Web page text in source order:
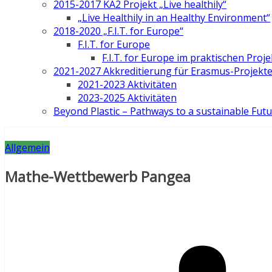
2015-2017 KA2 Projekt „Live healthily“
„Live Healthily in an Healthy Environment“
2018-2020 „F.I.T. for Europe“
F.I.T. for Europe
F.I.T. for Europe im praktischen
2021-2027 Akkreditierung für Erasmus-Projekte
2021-2023 Aktivitäten
2023-2025 Aktivitäten
Beyond Plastic – Pathways to a sustainable
Allgemein
Mathe-Wettbewerb Pangea